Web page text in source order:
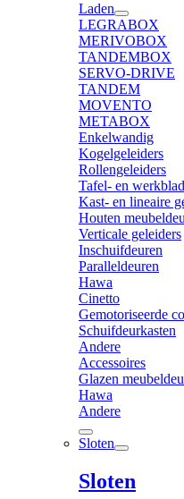
Laden
LEGRABOX
MERIVOBOX
TANDEMBOX
SERVO-DRIVE
TANDEM
MOVENTO
METABOX
Enkelwandig
Kogelgeleiders
Rollengeleiders
Tafel- en
Kast- en lineaire
Houten
Verticale geleiders
Inschuifdeuren
Paralleldeuren
Hawa
Cinetto
Gemotoriseerde
Schuifdeurkasten
Andere
Accessoires
Glazen
Hawa
Andere
Sloten
Sloten